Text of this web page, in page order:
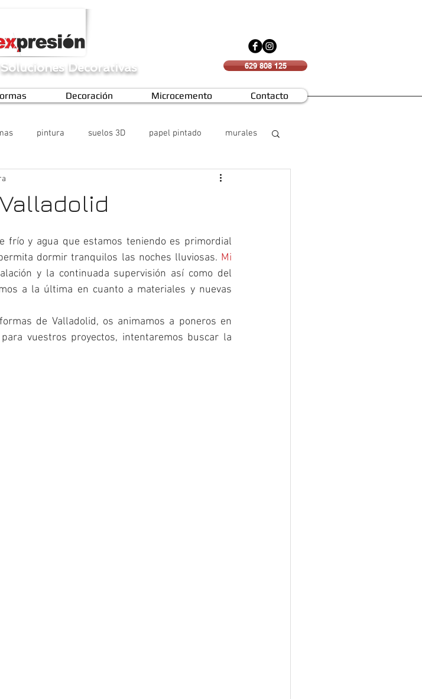
Soluciones Decorativas 629 808 125
Decoración Microcemento Contacto
pintura suelos 3D papel pintado murales
frío y agua que estamos teniendo es primordial
dormir tranquilos las noches lluviosas. Mi
y la continuada supervisión así como del
a la última en cuanto a materiales y nuevas
vuestros proyectos, intentaremos buscar la